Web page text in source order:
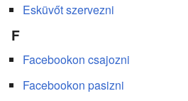
Esküvőt szervezni
F
Facebookon csajozni
Facebookon pasizni